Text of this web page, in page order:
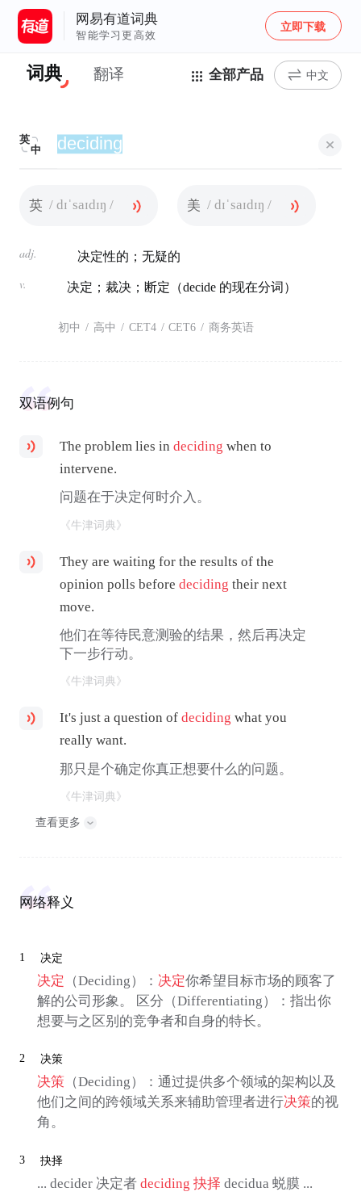
网易有道词典
智能学习更高效
立即下载
词典 翻译 全部产品 中文
英
中
英 / dɪˈsaɪdɪŋ / 美 / dɪˈsaɪdɪŋ /
adj. 决定性的；无疑的
v. 决定；裁决；断定（decide 的现在分词）
初中 / 高中 / CET4 / CET6 / 商务英语
双语例句
The problem lies indeciding when to
intervene.
问题在于决定何时介入。
《牛津词典》
They are waiting for the results of the
opinion polls beforedeciding their next
move.
他们在等待民意测验的结果，然后再决定
下一步行动。
《牛津词典》
It's just a question ofdeciding what you
really want.
那只是个确定你真正想要什么的问题。
《牛津词典》
查看更多
网络释义
1 决定
决定 （Deciding）： 决定你希望目标市场的顾客了
解的公司形象。 区分（Differentiating）：指出你
想要与之区别的竞争者和自身的特长。
2 决策
决策 （Deciding）：通过提供多个领域的架构以及
他们之间的跨领域关系来辅助管理者进行决策的视
角。
3 抉择
... decider 决定者 deciding 抉择 decidua 蜕膜 ...